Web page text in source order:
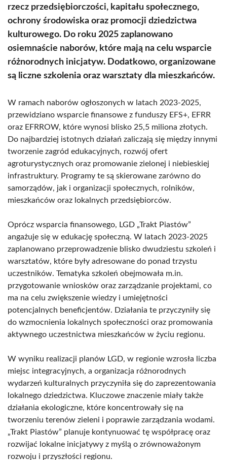
rzecz przedsiębiorczości, kapitału społecznego,
ochrony środowiska oraz promocji dziedzictwa
kulturowego. Do roku 2025 zaplanowano
osiemnaście naborów, które mają na celu wsparcie
różnorodnych inicjatyw. Dodatkowo, organizowane
są liczne szkolenia oraz warsztaty dla mieszkańców.
W ramach naborów ogłoszonych w latach 2023-2025,
przewidziano wsparcie finansowe z funduszy EFS+, EFRR
oraz EFRROW, które wynosi blisko 25,5 miliona złotych.
Do najbardziej istotnych działań zaliczają się między innymi
tworzenie zagród edukacyjnych, rozwój ofert
agroturystycznych oraz promowanie zielonej i niebieskiej
infrastruktury. Programy te są skierowane zarówno do
samorządów, jak i organizacji społecznych, rolników,
mieszkańców oraz lokalnych przedsiębiorców.
Oprócz wsparcia finansowego, LGD „Trakt Piastów”
angażuje się w edukację społeczną. W latach 2023-2025
zaplanowano przeprowadzenie blisko dwudziestu szkoleń i
warsztatów, które były adresowane do ponad trzystu
uczestników. Tematyka szkoleń obejmowała m.in.
przygotowanie wniosków oraz zarządzanie projektami, co
ma na celu zwiększenie wiedzy i umiejętności
potencjalnych beneficjentów. Działania te przyczyniły się
do wzmocnienia lokalnych społeczności oraz promowania
aktywnego uczestnictwa mieszkańców w życiu regionu.
W wyniku realizacji planów LGD, w regionie wzrosła liczba
miejsc integracyjnych, a organizacja różnorodnych
wydarzeń kulturalnych przyczyniła się do zaprezentowania
lokalnego dziedzictwa. Kluczowe znaczenie miały także
działania ekologiczne, które koncentrowały się na
tworzeniu terenów zieleni i poprawie zarządzania wodami.
„Trakt Piastów” planuje kontynuować tę współpracę oraz
rozwijać lokalne inicjatywy z myślą o zrównoważonym
rozwoju i przyszłości regionu.